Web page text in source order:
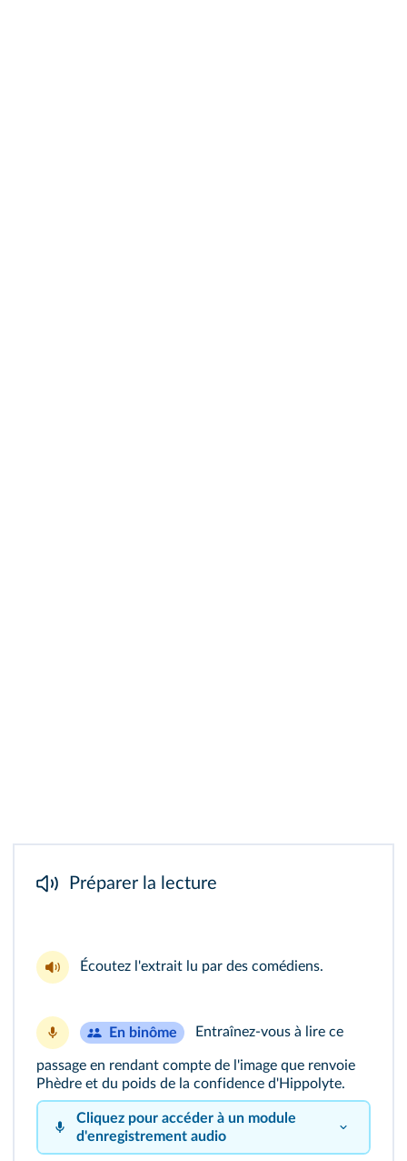
Préparer la lecture
Écoutez l'extrait lu par des comédiens.
En binôme Entraînez-vous à lire ce
passage en rendant compte de l'image que renvoie
Phèdre et du poids de la confidence d'Hippolyte.
Cliquez pour accéder à un module
d'enregistrement audio